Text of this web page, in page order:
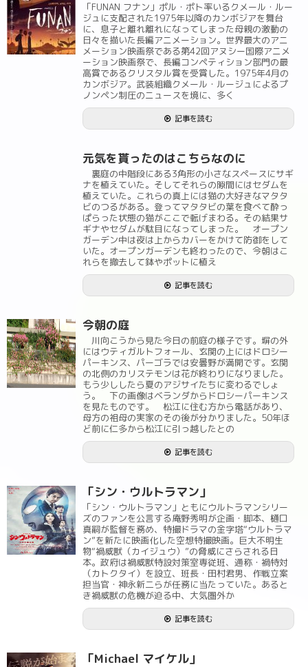
「FUNAN フナン」ポル・ポト率いるクメール・ルー
ジュに支配された1975年以降のカンボジアを舞台
に、息子と離れ離れになってしまった母親の激動の
日々を描いた長編アニメーション。世界最大のアニ
メーション映画祭である第42回アヌシー国際アニメ
ーション映画祭で、長編コンペティション部門の最
高賞であるクリスタル賞を受賞した。1975年4月の
カンボジア。武装組織クメール・ルージュによるプ
ノンペン制圧のニュースを境に、多く
記事を読む
元気を貰ったのはこちらなのに
裏庭の中階段にある3角形の小さなスペースにサギ
ナを植えていた。そしてそれらの隙間にはセダムを
植えていた。これらの真上には猫の大好きなマタタ
ビのつるがある。登ってマタタビの葉を食べて酔っ
ぱらった状態の猫がここで転げまわる。その結果サ
ギナやセダムが駄目になってしまった。 オープン
ガーデン中は夜は上からカバーをかけて防御をして
いた。オープンガーデンも終わったので、今朝はこ
れらを撤去して鉢やポットに植え
記事を読む
今朝の庭
川向こうから見た今日の前庭の様子です。塀の外
にはウティガルトフォール、玄関の上にはドロシー
パーキンス、パーゴラでは安曇野が満開です。玄関
の北側のカリステモンは花が終わりになりました。
もう少ししたら夏のアジサイたちに変わるでしょ
う。 下の画像はベランダからドロシーパーキンス
を見たものです。 松江に住む方から電話があり、
母方の祖母の実家のその後が分かりました。50年ほ
ど前に仁多から松江に引っ越したとの
記事を読む
「シン・ウルトラマン」
「シン・ウルトラマン」ともにウルトラマンシリー
ズのファンを公言する庵野秀明が企画・脚本、樋口
真嗣が監督を務め、特撮ドラマの金字塔“ウルトラマ
ン”を新たに映画化した空想特撮映画。巨大不明生
物“禍威獣（カイジュウ）”の脅威にさらされる日
本。政府は禍威獣特設対策室専従班、通称・禍特対
（カトクタイ）を設立、班長・田村君男、作戦立案
担当官・神永新二らが任務に当たっていた。あると
き禍威獣の危機が迫る中、大気圏外か
記事を読む
「Michael マイケル」